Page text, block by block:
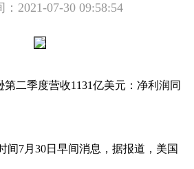
2021-07-30 09:58:54
二季度营收1131亿美元：净利润同
间7月30日早间消息，据报道，美国